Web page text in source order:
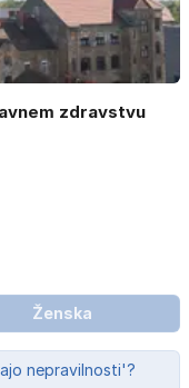
zdravstvu
Ženska
nepravilnosti'?